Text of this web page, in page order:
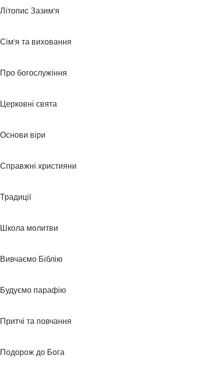
Літопис Зазим'я
Сім'я та виховання
Про богослужіння
Церковні свята
Основи віри
Справжні християни
Традиції
Школа молитви
Вивчаємо Біблію
Будуємо парафію
Притчі та повчання
Подорож до Бога